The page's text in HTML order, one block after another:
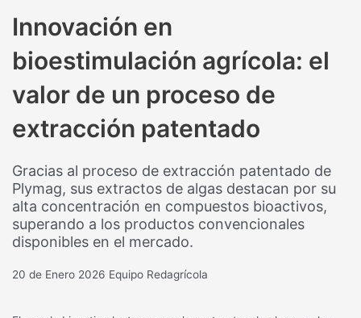
Innovación en
bioestimulación agrícola: el
valor de un proceso de
extracción patentado
Gracias al proceso de extracción patentado de
Plymag, sus extractos de algas destacan por su
alta concentración en compuestos bioactivos,
superando a los productos convencionales
disponibles en el mercado.
20 de Enero 2026 Equipo Redagrícola